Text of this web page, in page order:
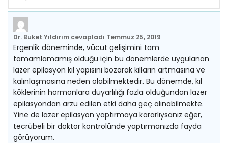
Dr. Buket Yıldırım cevapladı Temmuz 25, 2019
Ergenlik döneminde, vücut gelişimini tam
tamamlamamış olduğu için bu dönemlerde uygulanan
lazer epilasyon kıl yapısını bozarak kılların artmasına ve
kalınlaşmasına neden olabilmektedir. Bu dönemde, kıl
köklerinin hormonlara duyarlılığı fazla olduğundan lazer
epilasyondan arzu edilen etki daha geç alınabilmekte.
Yine de lazer epilasyon yaptırmaya kararlıysanız eğer,
tecrübeli bir doktor kontrolünde yaptırmanızda fayda
görüyorum.